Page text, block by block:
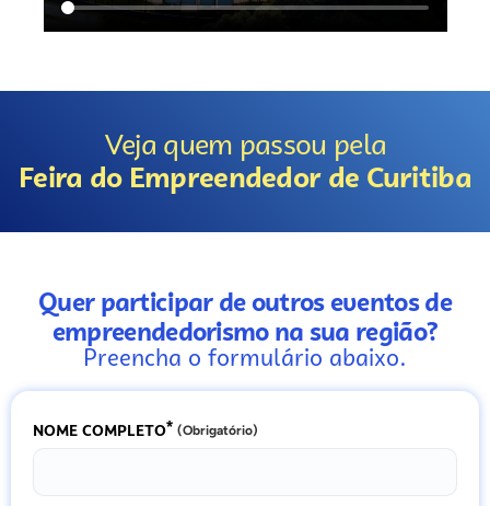
Veja quem passou pela
Feira do Empreendedor de Curitiba
Quer participar de outros eventos de
empreendedorismo na sua região?
Preencha o formulário abaixo.
NOME COMPLETO* (Obrigatório)